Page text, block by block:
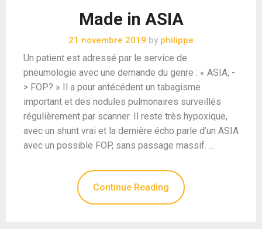
Made in ASIA
21 novembre 2019 by philippe
Un patient est adressé par le service de
pneumologie avec une demande du genre : « ASIA, -
> FOP? » Il a pour antécédent un tabagisme
important et des nodules pulmonaires surveillés
régulièrement par scanner. Il reste très hypoxique,
avec un shunt vrai et la dernière écho parle d’un ASIA
avec un possible FOP, sans passage massif. …
Continue Reading